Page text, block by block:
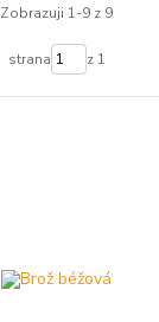
Zobrazuji 1-9 z 9
strana z 1